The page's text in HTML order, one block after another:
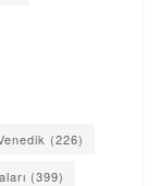
(226)
(399)